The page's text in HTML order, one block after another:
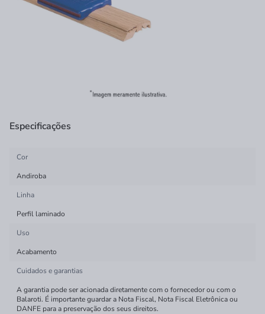
Especificações
Cor
Andiroba
Linha
Perfil laminado
Uso
Acabamento
Cuidados e garantias
A garantia pode ser acionada diretamente com o fornecedor ou com o
Balaroti. É importante guardar a Nota Fiscal, Nota Fiscal Eletrônica ou
DANFE para a preservação dos seus direitos.